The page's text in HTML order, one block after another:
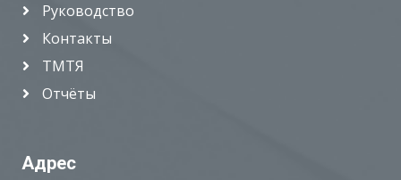
Руководство
Контакты
ТМТЯ
Отчёты
Адрес